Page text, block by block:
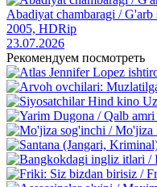
Abadiyat chambaragi / G'arb
2005, HDRip
23.07.2026
Рекомендуем посмотреть